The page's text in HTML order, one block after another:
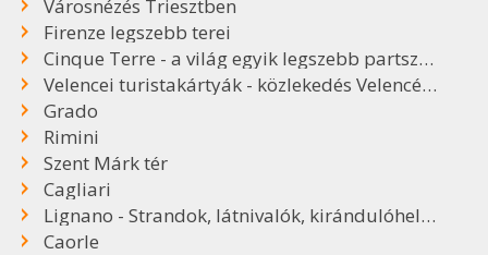
Városnézés Triesztben
Firenze legszebb terei
Cinque Terre - a világ egyik legszebb partszakasza
Velencei turistakártyák - közlekedés Velencében
Grado
Rimini
Szent Márk tér
Cagliari
Lignano - Strandok, látnivalók, kirándulóhelyek
Caorle